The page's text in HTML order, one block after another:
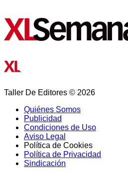
Taller De Editores © 2026
Quiénes Somos
Publicidad
Condiciones de Uso
Aviso Legal
Política de Cookies
Política de Privacidad
Sindicación